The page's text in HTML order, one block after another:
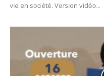
vie en société. Version vidéo...